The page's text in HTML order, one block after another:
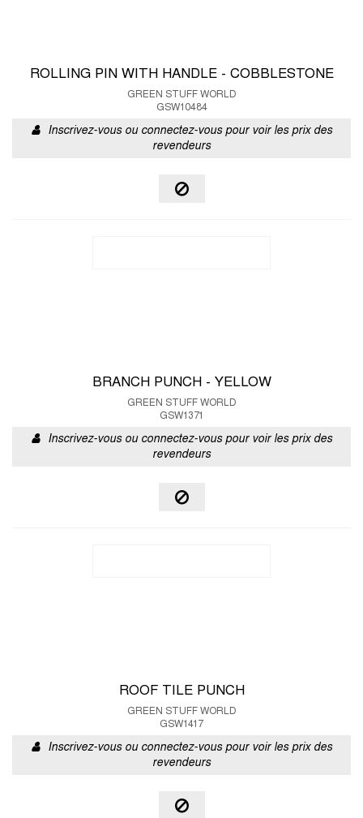
ROLLING PIN WITH HANDLE - COBBLESTONE
GREEN STUFF WORLD
GSW10484
Inscrivez-vous ou connectez-vous pour voir les prix des
revendeurs
BRANCH PUNCH - YELLOW
GREEN STUFF WORLD
GSW1371
Inscrivez-vous ou connectez-vous pour voir les prix des
revendeurs
ROOF TILE PUNCH
GREEN STUFF WORLD
GSW1417
Inscrivez-vous ou connectez-vous pour voir les prix des
revendeurs